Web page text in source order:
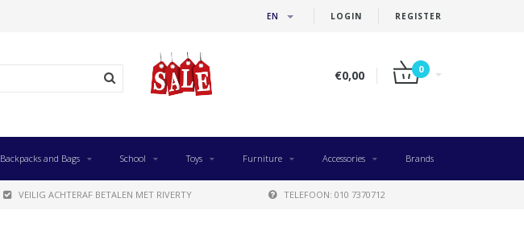
LOGIN REGISTER
EN
€0,00 0
Backpacks and Bags School Toys Furniture Accessories Brands
VEILIG ACHTERAF BETALEN MET RIVERTY TELEFOON: 010 7370712